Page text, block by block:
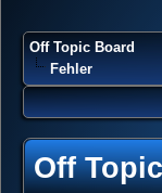
Off Topic Board
Fehler
Off